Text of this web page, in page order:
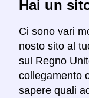
Hai un
Ci sono vari
nosto sito al
sul Regno
collegamento
sapere quali